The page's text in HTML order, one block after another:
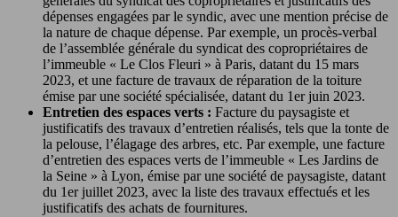
dépenses engagées par le syndic, avec une mention précise de
la nature de chaque dépense. Par exemple, un procès-verbal
de l’assemblée générale du syndicat des copropriétaires de
l’immeuble « Le Clos Fleuri » à Paris, datant du 15 mars
2023, et une facture de travaux de réparation de la toiture
émise par une société spécialisée, datant du 1er juin 2023.
Entretien des espaces verts : Facture du paysagiste et
justificatifs des travaux d’entretien réalisés, tels que la tonte de
la pelouse, l’élagage des arbres, etc. Par exemple, une facture
d’entretien des espaces verts de l’immeuble « Les Jardins de
la Seine » à Lyon, émise par une société de paysagiste, datant
du 1er juillet 2023, avec la liste des travaux effectués et les
justificatifs des achats de fournitures.